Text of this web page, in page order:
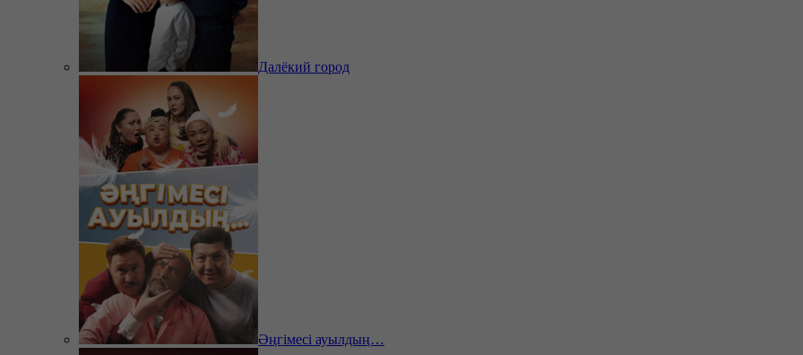
Далёкий город
Әңгімесі ауылдың…